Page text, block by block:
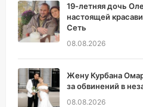
19-летняя дочь
настоящей
Сеть
08.08.2026
Жену Курбана
за обвинений в
08.08.2026